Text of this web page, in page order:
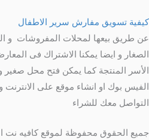
كيفية تسويق مفارش سرير الاطفال
عن طريق بيعها لمحلات المفروشات و
الصغار و ايضا يمكنا الاشتراك فى
الأسر المنتجة كما يمكن فتح محل صغير
الفيس بوك او انشاء موقع على
التواصل معك للشراء
جميع الحقوق محفوظة لموقع كافيه نت